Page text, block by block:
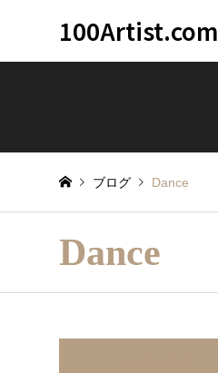
100Artist.com
ブログ Dance
Dance